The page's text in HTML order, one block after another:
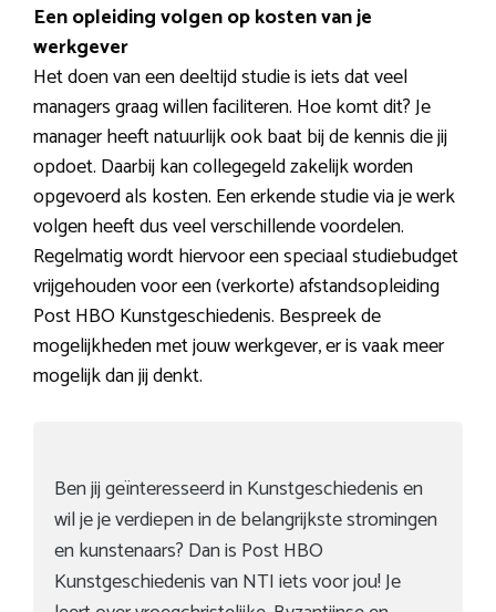
Een opleiding volgen op kosten van je
werkgever
Het doen van een deeltijd studie is iets dat veel
managers graag willen faciliteren. Hoe komt dit? Je
manager heeft natuurlijk ook baat bij de kennis die jij
opdoet. Daarbij kan collegegeld zakelijk worden
opgevoerd als kosten. Een erkende studie via je werk
volgen heeft dus veel verschillende voordelen.
Regelmatig wordt hiervoor een speciaal studiebudget
vrijgehouden voor een (verkorte) afstandsopleiding
Post HBO Kunstgeschiedenis. Bespreek de
mogelijkheden met jouw werkgever, er is vaak meer
mogelijk dan jij denkt.
Ben jij geïnteresseerd in Kunstgeschiedenis en
wil je je verdiepen in de belangrijkste stromingen
en kunstenaars? Dan is Post HBO
Kunstgeschiedenis van NTI iets voor jou! Je